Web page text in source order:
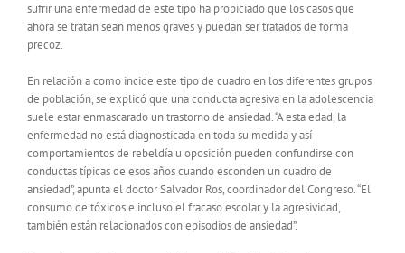
sufrir una enfermedad de este tipo ha propiciado que los casos que
ahora se tratan sean menos graves y puedan ser tratados de forma
precoz.
En relación a como incide este tipo de cuadro en los diferentes grupos
de población, se explicó que una conducta agresiva en la adolescencia
suele estar enmascarado un trastorno de ansiedad. “A esta edad, la
enfermedad no está diagnosticada en toda su medida y así
comportamientos de rebeldía u oposición pueden confundirse con
conductas típicas de esos años cuando esconden un cuadro de
ansiedad”, apunta el doctor Salvador Ros, coordinador del Congreso. “El
consumo de tóxicos e incluso el fracaso escolar y la agresividad,
también están relacionados con episodios de ansiedad”.